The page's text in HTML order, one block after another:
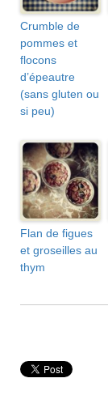
Crumble de
pommes et
flocons
d’épeautre
(sans gluten ou
si peu)
Flan de figues
et groseilles au
thym